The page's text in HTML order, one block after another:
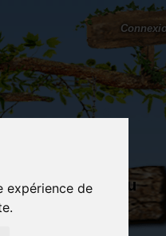
expérience de
et
Du côté du
blog...